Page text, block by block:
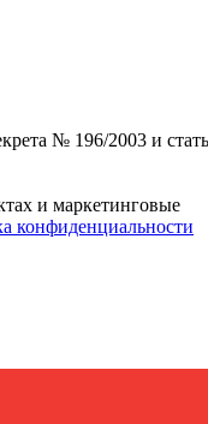
№ 196/2003 и
и ​​маркетинговые
конфиденциальности